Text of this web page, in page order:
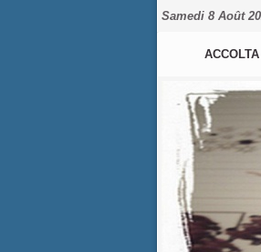
Samedi 8 Août
ACCOLTA